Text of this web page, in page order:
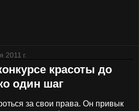
2011 г.
красоты до
один шаг
за свои права. Он привык